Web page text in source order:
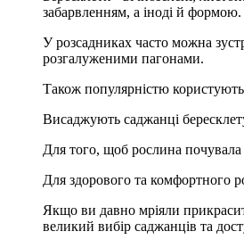
забарвленням, а іноді й формою.
У розсадниках часто можна
розгалуженими пагонами.
Також популярністю
Висаджують саджанці
Для того, щоб рослина почувала
Для здорового та комфортного
Якщо ви давно мріяли
великий вибір саджанців та